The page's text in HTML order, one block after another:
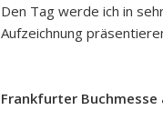
Den Tag werde ich in
Aufzeichnung
Frankfurter Buchmesse